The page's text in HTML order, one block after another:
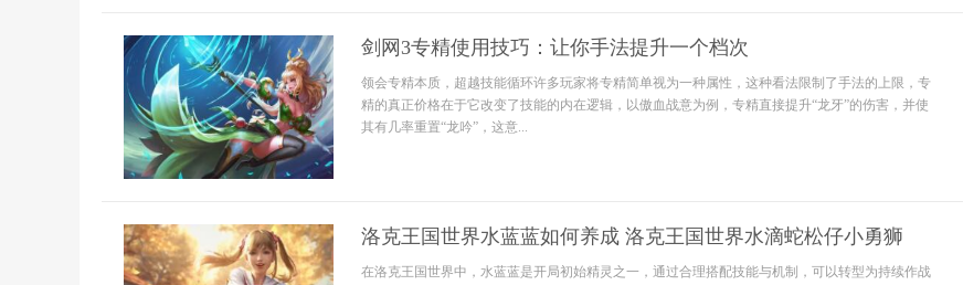
剑网3专精使用技巧：让你手法提升一个档次
领会专精本质，超越技能循环许多玩家将专精简单视为一种属性，这种看法限制了手法的上限，专
精的真正价格在于它改变了技能的内在逻辑，以傲血战意为例，专精直接提升“龙牙”的伤害，并使
其有几率重置“龙吟”，这意...
洛克王国世界水蓝蓝如何养成 洛克王国世界水滴蛇松仔小勇狮
在洛克王国世界中，水蓝蓝是开局初始精灵之一，通过合理搭配技能与机制，可以转型为持续作战